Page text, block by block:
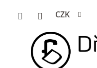
CZK